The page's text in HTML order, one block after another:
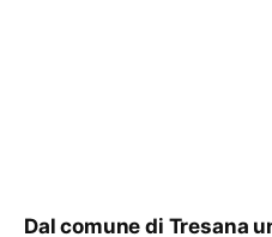
Dal comune di Tresana